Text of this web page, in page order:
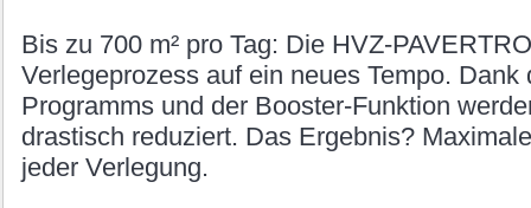
Bis zu 700 m² pro Tag: Die HVZ-
Verlegeprozess auf ein neues Tempo. Dank
Programms und der Booster-Funktion
drastisch reduziert. Das Ergebnis?
jeder Verlegung.